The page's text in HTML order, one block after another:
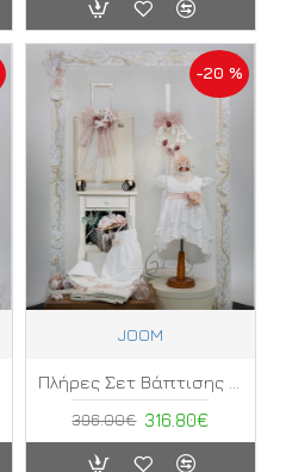
-20 %
JOOM
316.80€
396.00€